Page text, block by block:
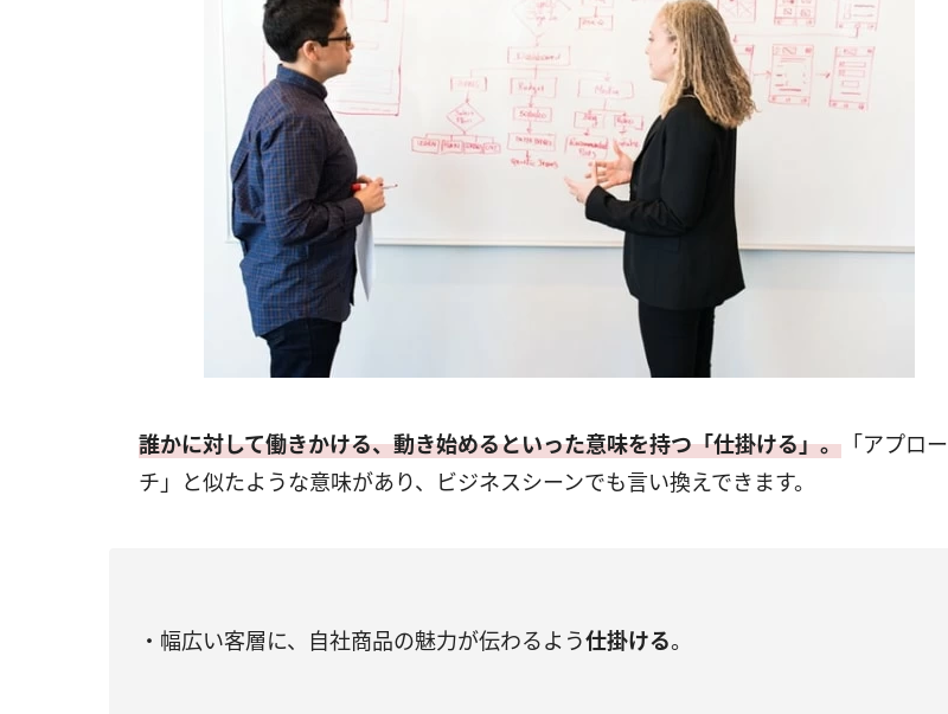
誰かに対して働きかける、動き始めるといった意味を持つ「仕掛ける」。 「アプロー
チ」と似たような意味があり、ビジネスシーンでも言い換えできます。
・幅広い客層に、自社商品の魅力が伝わるよう仕掛ける。